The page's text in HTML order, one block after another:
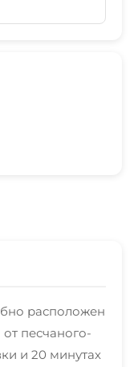
расположен
песчаного-
и 20 минутах